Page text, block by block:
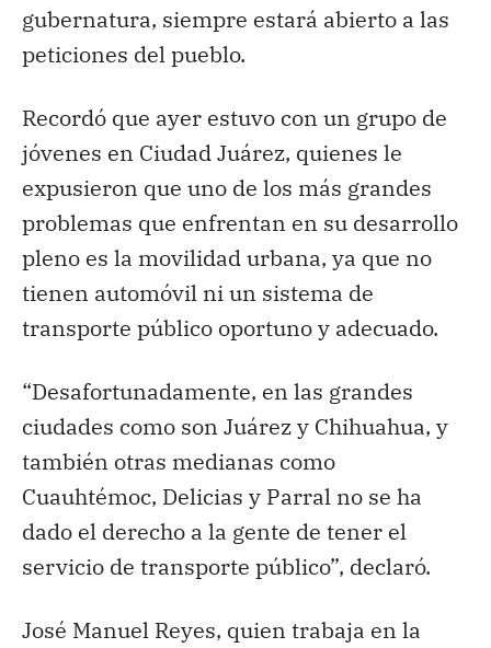
gubernatura, siempre estará abierto a las
peticiones del pueblo.
Recordó que ayer estuvo con un grupo de
jóvenes en Ciudad Juárez, quienes le
expusieron que uno de los más grandes
problemas que enfrentan en su desarrollo
pleno es la movilidad urbana, ya que no
tienen automóvil ni un sistema de
transporte público oportuno y adecuado.
“Desafortunadamente, en las grandes
ciudades como son Juárez y Chihuahua, y
también otras medianas como
Cuauhtémoc, Delicias y Parral no se ha
dado el derecho a la gente de tener el
servicio de transporte público”, declaró.
José Manuel Reyes, quien trabaja en la